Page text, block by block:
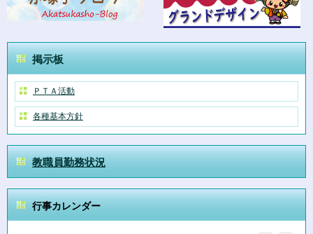
掲示板
ＰＴＡ活動
各種基本方針
教職員勤務状況
行事カレンダー